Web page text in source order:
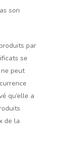
son
par
se
peut
qu’elle a
de la